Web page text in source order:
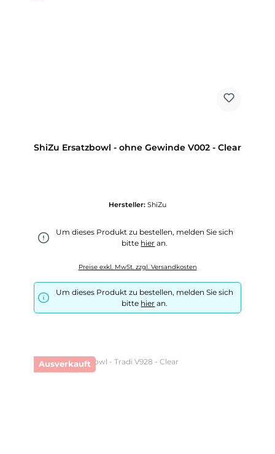
ShiZu Ersatzbowl - ohne Gewinde V002 - Clear
Hersteller: ShiZu
Um dieses Produkt zu bestellen, melden Sie sich
bitte hier an.
Preise exkl. MwSt. zzgl. Versandkosten
Um dieses Produkt zu bestellen, melden Sie sich
bitte hier an.
Ausverkauft